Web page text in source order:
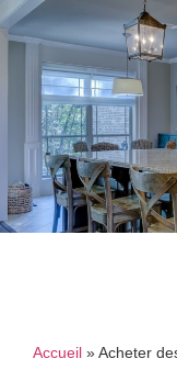
Accueil » Acheter